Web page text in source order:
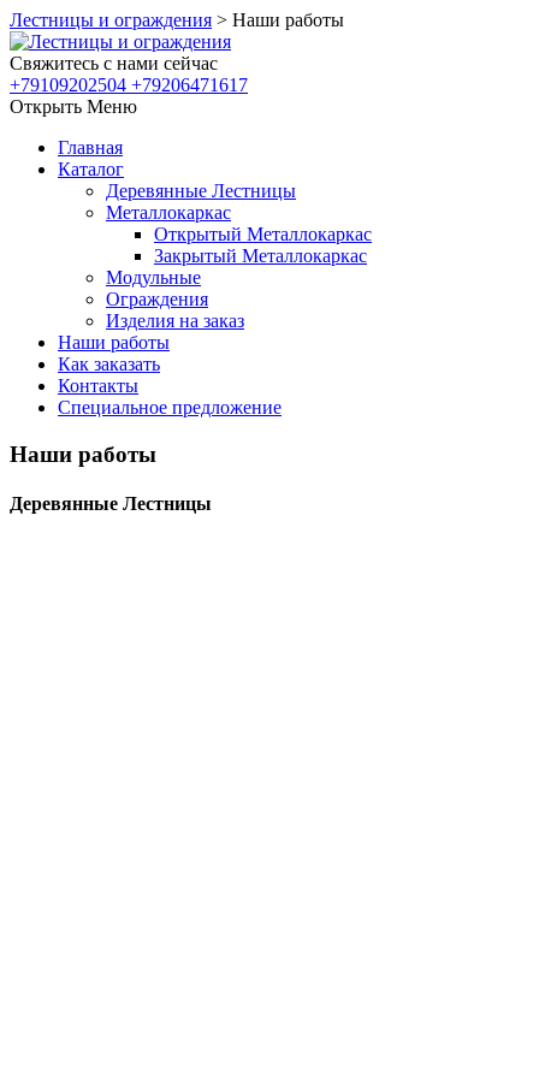
Лестницы и ограждения > Наши работы
Свяжитесь с нами сейчас
+79109202504 +79206471617
Открыть Меню
Главная
Каталог
Деревянные Лестницы
Металлокаркас
Открытый Металлокаркас
Закрытый Металлокаркас
Модульные
Ограждения
Изделия на заказ
Наши работы
Как заказать
Контакты
Специальное предложение
Наши работы
Деревянные Лестницы